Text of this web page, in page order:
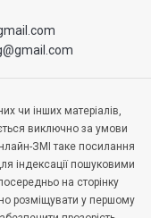
чи інших матеріалів,
виключно за умови
ЗМІ таке посилання
індексації пошуковими
на сторінку
розміщувати у першому